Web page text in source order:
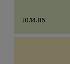
J0.14.85